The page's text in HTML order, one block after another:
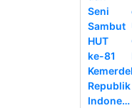
Seni
Sambut
HUT
ke-81
Republik
Indone…